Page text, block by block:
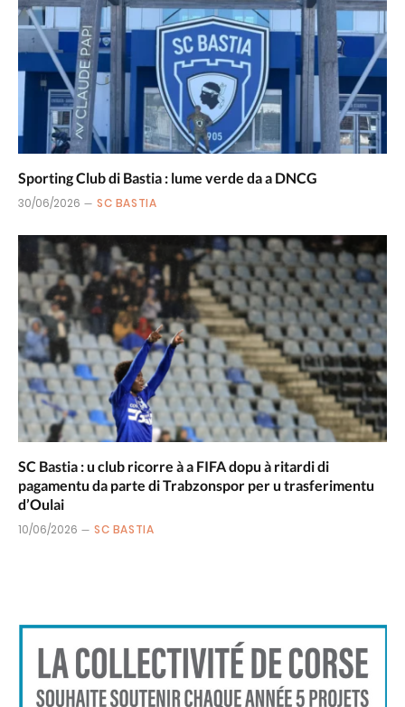
Sporting Club di Bastia : lume verde da a DNCG
30/06/2026 SC BASTIA
SC Bastia : u club ricorre à a FIFA dopu à ritardi di
pagamentu da parte di Trabzonspor per u trasferimentu
d’Oulai
10/06/2026 SC BASTIA